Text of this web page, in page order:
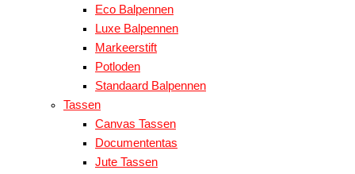
Eco Balpennen
Luxe Balpennen
Markeerstift
Potloden
Standaard Balpennen
Tassen
Canvas Tassen
Documententas
Jute Tassen